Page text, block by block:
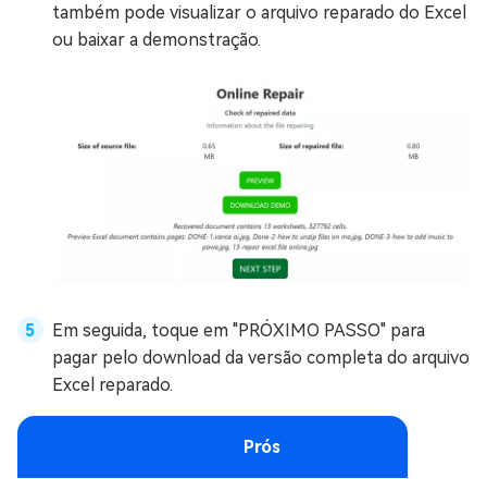
também pode visualizar o arquivo reparado do Excel
ou baixar a demonstração.
Em seguida, toque em "PRÓXIMO PASSO" para
pagar pelo download da versão completa do arquivo
Excel reparado.
Prós